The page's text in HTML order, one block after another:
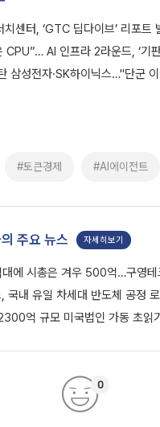
치센터, ‘GTC 딥다이브’ 리포
CPU”… AI 인프라 2라운드, ‘기
삼성전자·SK하이닉스…"단군
#토큰경제 #AI에이전트
주요 뉴스 자세히보기
에 시총은 겨우 500억…구영테
국내 유일 차세대 반도체 공정
억 규모 미국법인 가동 초읽
0